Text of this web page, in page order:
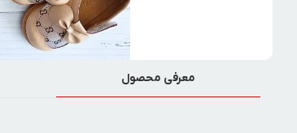
معرفی محصول